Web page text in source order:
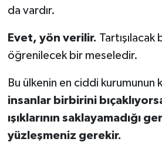
da vardır.
Evet, yön verilir.
öğrenilecek bir meseledir.
Bu ülkenin en ciddi kurumunun
insanlar birbirini
ışıklarının saklayamadığı
yüzleşmeniz gerekir.